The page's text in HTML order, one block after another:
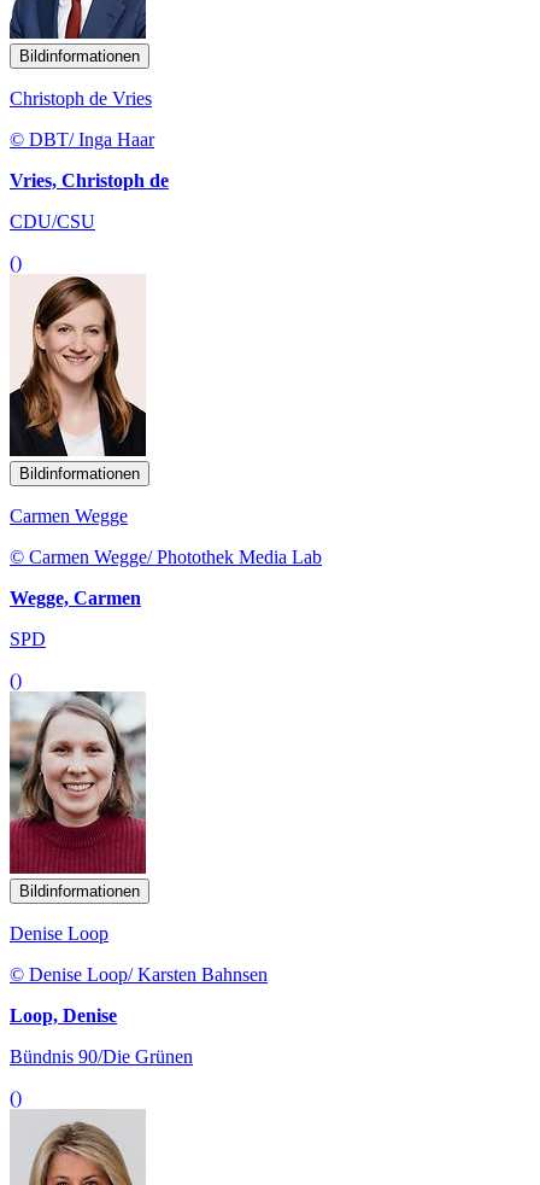
Bildinformationen
Christoph de Vries
© DBT/ Inga Haar
Vries, Christoph de
CDU/CSU
()
Bildinformationen
Carmen Wegge
© Carmen Wegge/ Photothek Media Lab
Wegge, Carmen
SPD
()
Bildinformationen
Denise Loop
© Denise Loop/ Karsten Bahnsen
Loop, Denise
Bündnis 90/Die Grünen
()